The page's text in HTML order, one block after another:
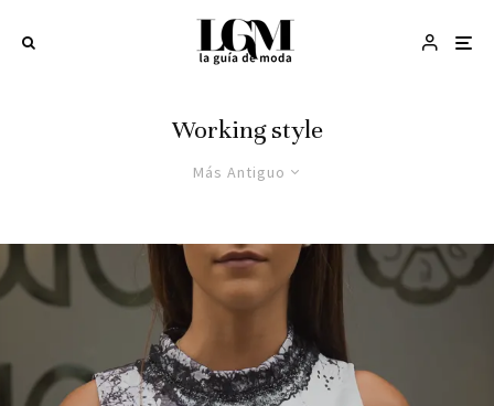
Working style
Más Antiguo